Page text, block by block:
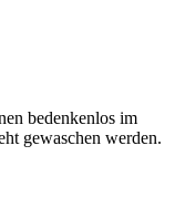
bedenkenlos im
gewaschen werden.